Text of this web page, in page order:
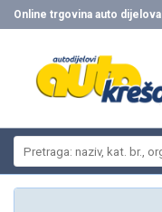
Skip
to
Online trgovina auto dijelova